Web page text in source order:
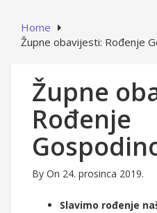
Home
Župne obavijesti: Rođenje
Župne
Rođenje
By On 24. prosinca 2019.
Slavimo rođenje